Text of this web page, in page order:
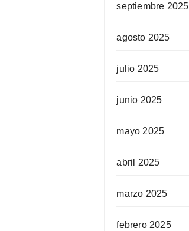
septiembre 2025
agosto 2025
julio 2025
junio 2025
mayo 2025
abril 2025
marzo 2025
febrero 2025